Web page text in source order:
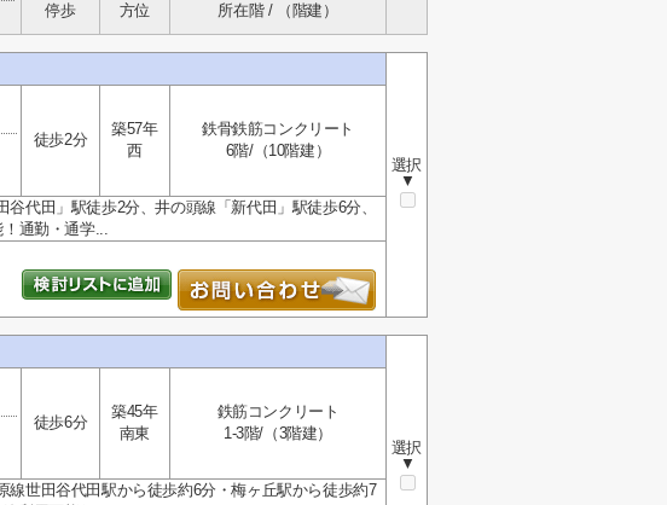
停歩
方位
所在階 / （階建）
選択
▼
徒歩2分
築57年
西
鉄骨鉄筋コンクリート
6階/（10階建）
代田」駅徒歩2分、井の頭線「新代田」駅徒歩6分、
通勤・通学...
選択
▼
徒歩6分
築45年
南東
鉄筋コンクリート
1-3階/（3階建）
世田谷代田駅から徒歩約6分・梅ヶ丘駅から徒歩約7